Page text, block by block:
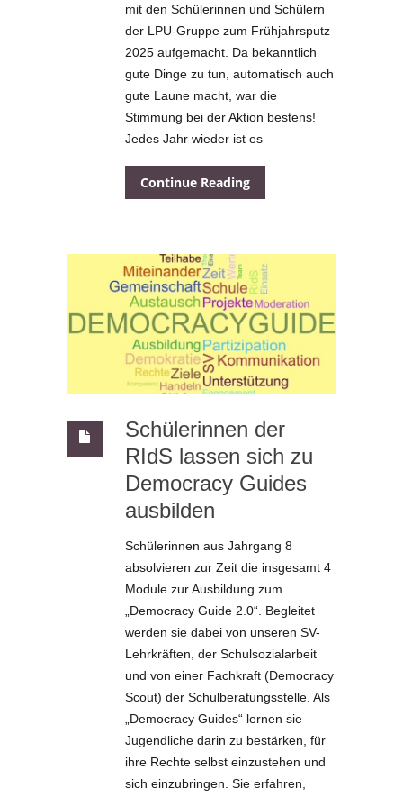
mit den Schülerinnen und Schülern
der LPU-Gruppe zum Frühjahrsputz
2025 aufgemacht. Da bekanntlich
gute Dinge zu tun, automatisch auch
gute Laune macht, war die
Stimmung bei der Aktion bestens!
Jedes Jahr wieder ist es
Continue Reading
Schülerinnen der
RIdS lassen sich zu
Democracy Guides
ausbilden
Schülerinnen aus Jahrgang 8
absolvieren zur Zeit die insgesamt 4
Module zur Ausbildung zum
„Democracy Guide 2.0“. Begleitet
werden sie dabei von unseren SV-
Lehrkräften, der Schulsozialarbeit
und von einer Fachkraft (Democracy
Scout) der Schulberatungsstelle. Als
„Democracy Guides“ lernen sie
Jugendliche darin zu bestärken, für
ihre Rechte selbst einzustehen und
sich einzubringen. Sie erfahren,